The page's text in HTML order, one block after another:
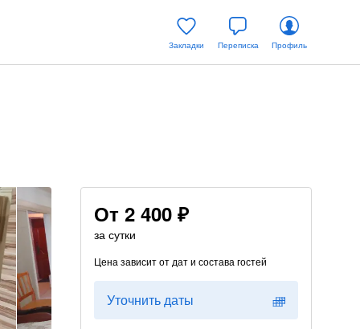
Закладки Переписка Профиль
От 2 400 ₽
за сутки
Цена зависит от дат и состава гостей
Уточнить даты